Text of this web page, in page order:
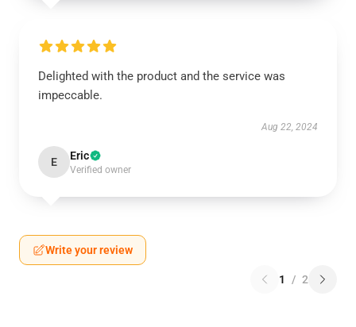
Delighted with the product and the service was
impeccable.
Aug 22, 2024
E Eric
Verified owner
Write your review
1 / 2